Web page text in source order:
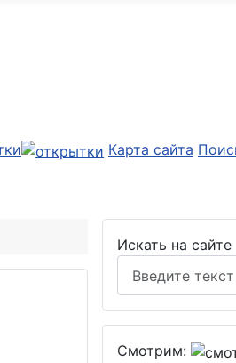
Карта сайта
Искать на сайте
Смотрим: